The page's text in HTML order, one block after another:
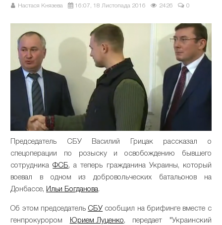
Настася Князева 16:07, 18 Листопада 2016 2426 0
Председатель СБУ Василий Грицак рассказал о
спецоперации по розыску и освобождению бывшего
сотрудникаФСБ, а теперь гражданина Украины, который
воевал в одном из добровольческих батальонов на
Донбассе, Ильи Богданова.
Об этом председатель СБУ сообщил на брифинге вместе с
генпрокурором
Юрием Луценко, передает "Украинский